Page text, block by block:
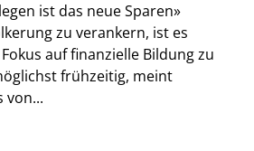
ist das neue Sparen»
zu verankern, ist es
auf finanzielle Bildung zu
frühzeitig, meint
von...